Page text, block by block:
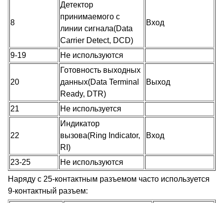
8
Детектор
принимаемого с
линии сигнала(Data
Carrier Detect, DCD)
Вход
9-19 Не используются
20
Готовность выходных
данных(Data Terminal
Ready, DTR)
Выход
21 Не используется
22
Индикатор
вызова(Ring Indicator,
RI)
Вход
23-25
Не используются
Наряду с 25-контактным разъемом часто используется
9-контактный разъем: